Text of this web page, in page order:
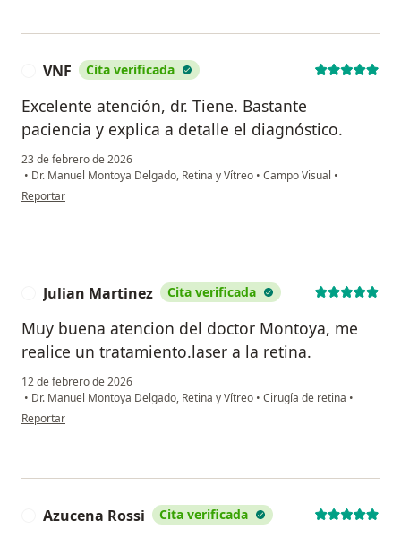
VNF Cita verificada
Excelente atención, dr. Tiene. Bastante
paciencia y explica a detalle el diagnóstico.
23 de febrero de 2026
• Dr. Manuel Montoya Delgado, Retina y Vítreo • Campo Visual •
en opinión del usuario VNF
Reportar
Julian Martinez Cita verificada
Muy buena atencion del doctor Montoya, me
realice un tratamiento.laser a la retina.
12 de febrero de 2026
• Dr. Manuel Montoya Delgado, Retina y Vítreo • Cirugía de retina •
en opinión del usuario Julian Martinez
Reportar
Azucena Rossi Cita verificada